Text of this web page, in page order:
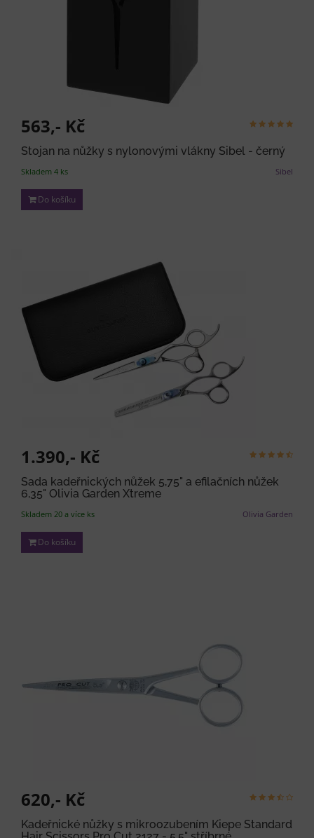
563,- Kč
Stojan na nůžky s nylonovými vlákny Sibel - černý
Sibel
Skladem 4 ks
Do košíku
1.390,- Kč
Sada kadeřnických nůžek 5,75" a efilačních nůžek
6,35" Olivia Garden Xtreme
Olivia Garden
Skladem 20 a více ks
Do košíku
620,- Kč
Kadeřnické nůžky s mikroozubením Kiepe Standard